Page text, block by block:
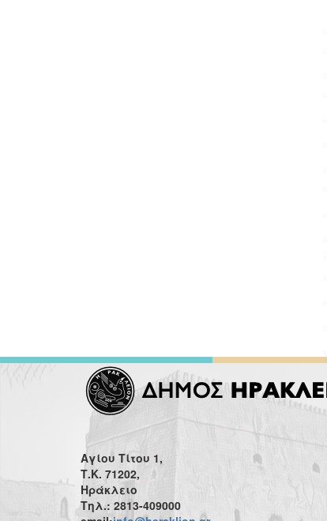
Αγίου Τίτου 1,
Τ.Κ. 71202,
Ηράκλειο
Τηλ.: 2813-409000